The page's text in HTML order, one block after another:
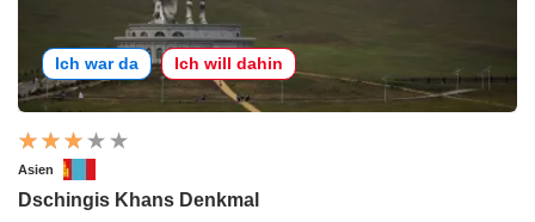
Ich war da Ich will dahin
Asien
Dschingis Khans Denkmal